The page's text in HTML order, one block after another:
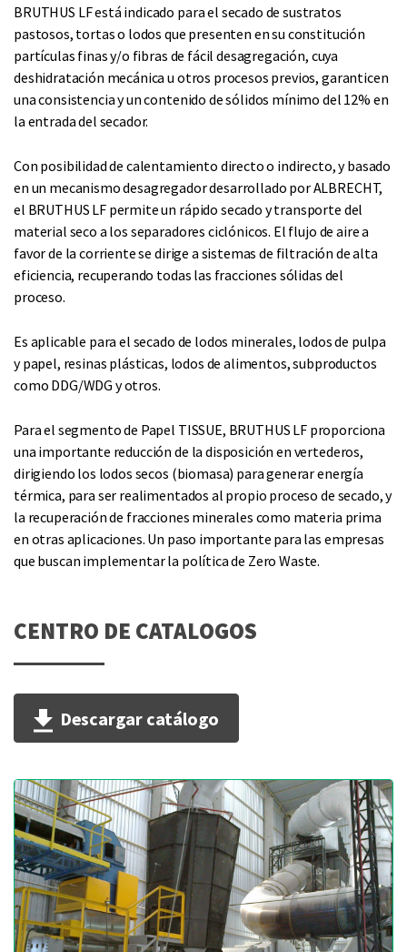
BRUTHUS LF está indicado para el secado de sustratos
pastosos, tortas o lodos que presenten en su constitución
partículas finas y/o fibras de fácil desagregación, cuya
deshidratación mecánica u otros procesos previos, garanticen
una consistencia y un contenido de sólidos mínimo del 12% en
la entrada del secador.
Con posibilidad de calentamiento directo o indirecto, y basado
en un mecanismo desagregador desarrollado por ALBRECHT,
el BRUTHUS LF permite un rápido secado y transporte del
material seco a los separadores ciclónicos. El flujo de aire a
favor de la corriente se dirige a sistemas de filtración de alta
eficiencia, recuperando todas las fracciones sólidas del
proceso.
Es aplicable para el secado de lodos minerales, lodos de pulpa
y papel, resinas plásticas, lodos de alimentos, subproductos
como DDG/WDG y otros.
Para el segmento de Papel TISSUE, BRUTHUS LF proporciona
una importante reducción de la disposición en vertederos,
dirigiendo los lodos secos (biomasa) para generar energía
térmica, para ser realimentados al propio proceso de secado, y
la recuperación de fracciones minerales como materia prima
en otras aplicaciones. Un paso importante para las empresas
que buscan implementar la política de Zero Waste.
CENTRO DE CATALOGOS
Descargar catálogo